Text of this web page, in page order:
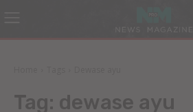
Tag: dewase ayu